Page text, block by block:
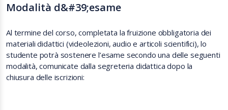
Modalità d&#39;esame
Al termine del corso, completata la fruizione obbligatoria dei
materiali didattici (videolezioni, audio e articoli scientifici), lo
studente potrà sostenere l’esame secondo una delle seguenti
modalità, comunicate dalla segreteria didattica dopo la
chiusura delle iscrizioni: